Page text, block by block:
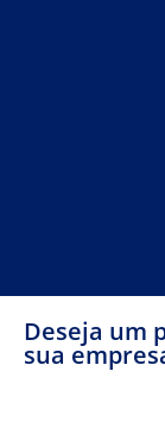
Deseja um
sua